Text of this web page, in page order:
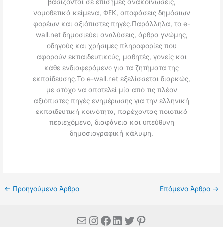
βασίζονται σε επίσημες ανακοινώσεις,
νομοθετικά κείμενα, ΦΕΚ, αποφάσεις δημόσιων
φορέων και αξιόπιστες πηγές.Παράλληλα, το e-
wall.net δημοσιεύει αναλύσεις, άρθρα γνώμης,
οδηγούς και χρήσιμες πληροφορίες που
αφορούν εκπαιδευτικούς, μαθητές, γονείς και
κάθε ενδιαφερόμενο για τα ζητήματα της
εκπαίδευσης.Το e-wall.net εξελίσσεται διαρκώς,
με στόχο να αποτελεί μία από τις πλέον
αξιόπιστες πηγές ενημέρωσης για την ελληνική
εκπαιδευτική κοινότητα, παρέχοντας ποιοτικό
περιεχόμενο, διαφάνεια και υπεύθυνη
δημοσιογραφική κάλυψη.
← Προηγούμενο Άρθρο Επόμενο Άρθρο →
MailInstagram
Facebook
Linkedin
Twitter
Pinterest